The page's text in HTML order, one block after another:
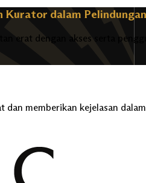
Kurator dalam
erat dengan akses serta
memberikan kejelasan